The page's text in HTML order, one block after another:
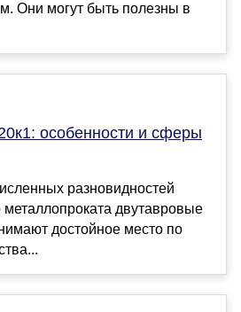
Они могут быть полезны в
особенности и сферы
разновидностей
металлопроката двутавровые
достойное место по